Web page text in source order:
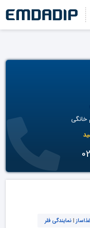
خانگی
|نمایندگی فلر